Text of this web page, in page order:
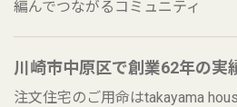
編んでつながるコミュニティ
川崎市中原区で創業62年の実
注文住宅のご用命はtakayama